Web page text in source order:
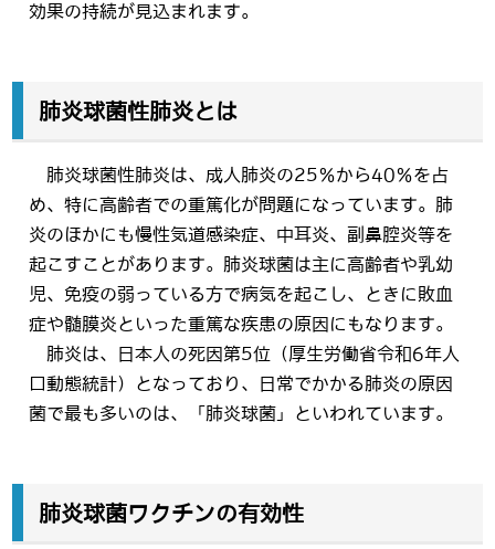
効果の持続が見込まれます。
肺炎球菌性肺炎とは
肺炎球菌性肺炎は、成人肺炎の25％から40％を占
め、特に高齢者での重篤化が問題になっています。肺
炎のほかにも慢性気道感染症、中耳炎、副鼻腔炎等を
起こすことがあります。肺炎球菌は主に高齢者や乳幼
児、免疫の弱っている方で病気を起こし、ときに敗血
症や髄膜炎といった重篤な疾患の原因にもなります。
肺炎は、日本人の死因第5位（厚生労働省令和6年人
口動態統計）となっており、日常でかかる肺炎の原因
菌で最も多いのは、「肺炎球菌」といわれています。
肺炎球菌ワクチンの有効性